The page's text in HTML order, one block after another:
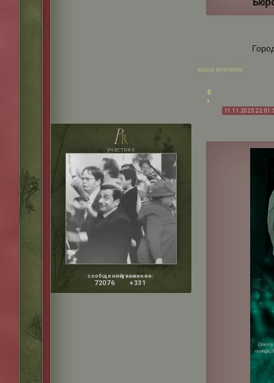
ваша реклама
0
11.11.2025
pr
участник
сообщений:
72076
уважение:
+331